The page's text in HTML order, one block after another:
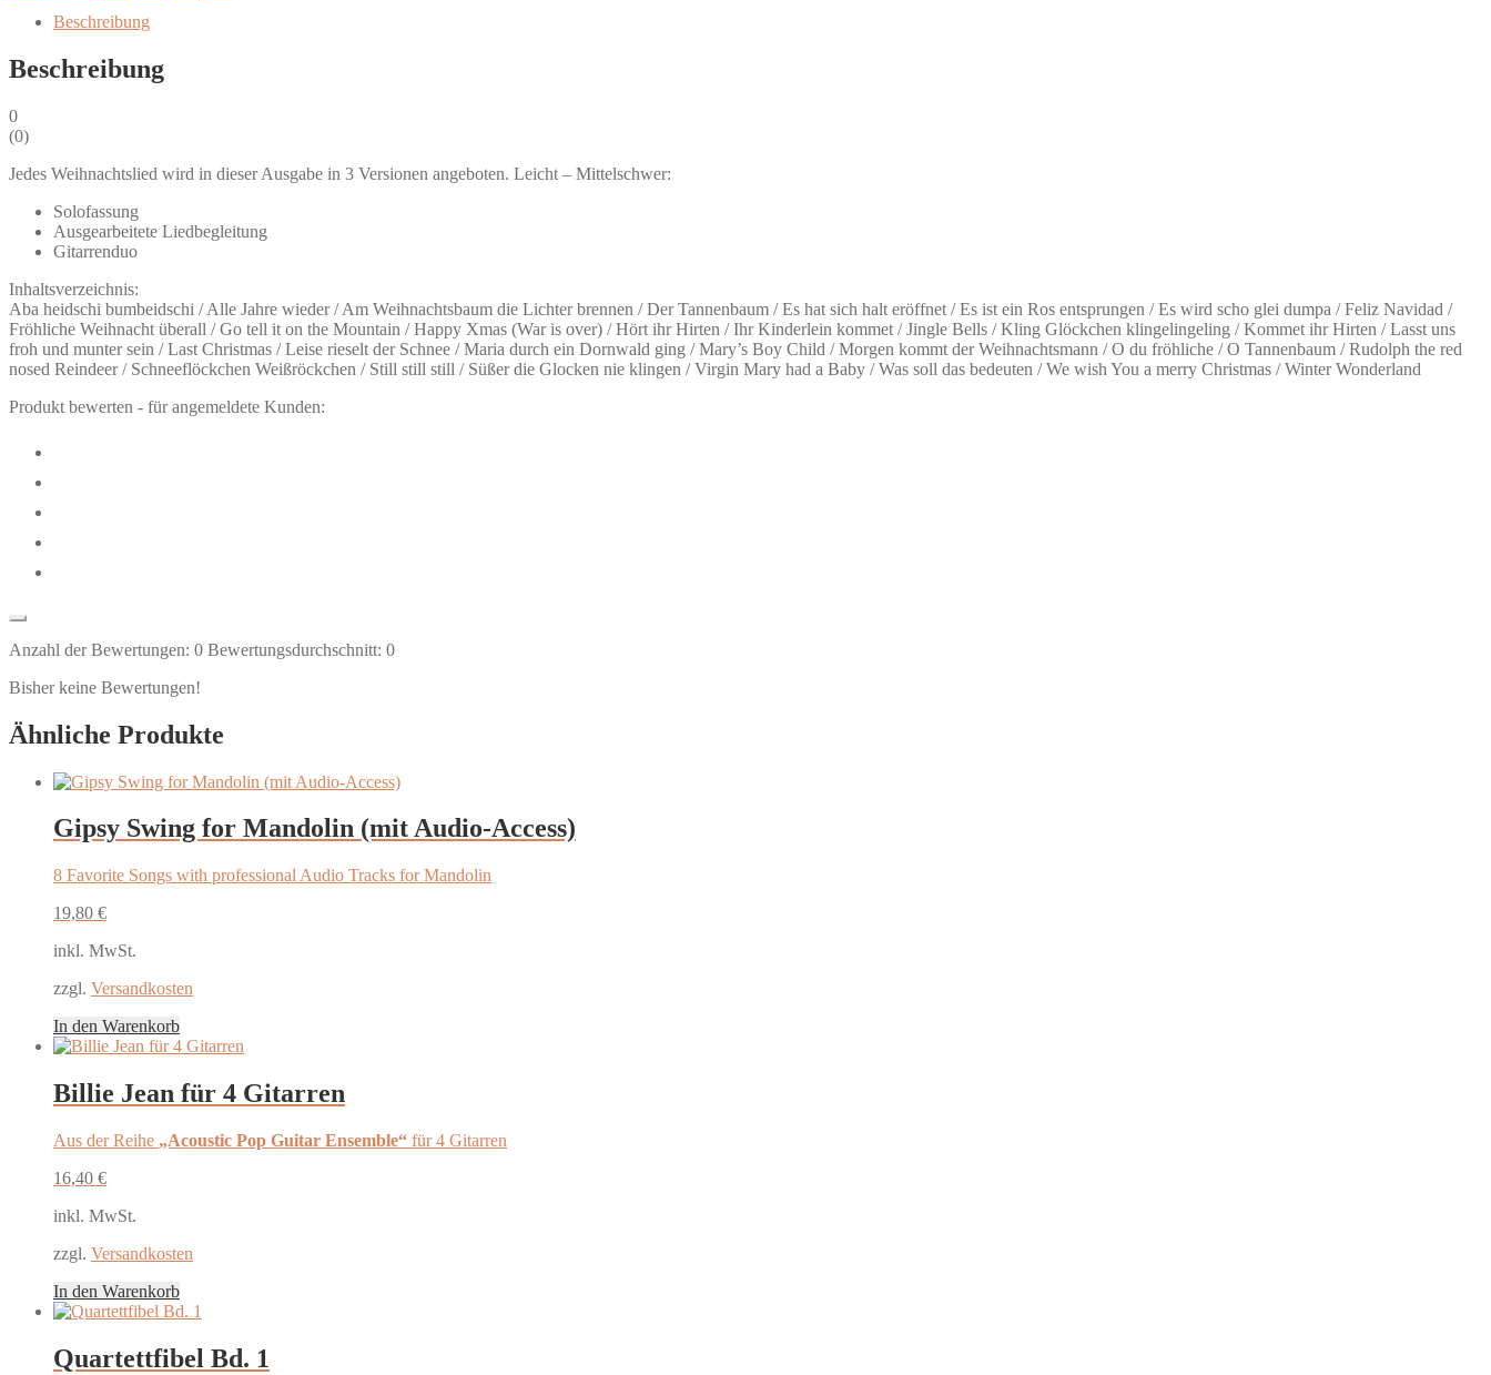
Beschreibung
Beschreibung
0
(0)
Jedes Weihnachtslied wird in dieser Ausgabe in 3 Versionen angeboten. Leicht – Mittelschwer:
Solofassung
Ausgearbeitete Liedbegleitung
Gitarrenduo
Inhaltsverzeichnis:
Aba heidschi bumbeidschi / Alle Jahre wieder / Am Weihnachtsbaum die Lichter brennen / Der Tannenbaum / Es hat sich halt eröffnet / Es ist ein Ros entsprungen / Es wird scho glei dumpa / Feliz Navidad /
Fröhliche Weihnacht überall / Go tell it on the Mountain / Happy Xmas (War is over) / Hört ihr Hirten / Ihr Kinderlein kommet / Jingle Bells / Kling Glöckchen klingelingeling / Kommet ihr Hirten / Lasst uns
froh und munter sein / Last Christmas / Leise rieselt der Schnee / Maria durch ein Dornwald ging / Mary’s Boy Child / Morgen kommt der Weihnachtsmann / O du fröhliche / O Tannenbaum / Rudolph the red
nosed Reindeer / Schneeflöckchen Weißröckchen / Still still still / Süßer die Glocken nie klingen / Virgin Mary had a Baby / Was soll das bedeuten / We wish You a merry Christmas / Winter Wonderland
Produkt bewerten - für angemeldete Kunden:
Anzahl der Bewertungen: 0 Bewertungsdurchschnitt: 0
Bisher keine Bewertungen!
Ähnliche Produkte
Gipsy Swing for Mandolin (mit Audio-Access)
8 Favorite Songs with professional Audio Tracks for Mandolin
19,80 €
inkl. MwSt.
zzgl. Versandkosten
In den Warenkorb
Billie Jean für 4 Gitarren
Aus der Reihe „Acoustic Pop Guitar Ensemble“ für 4 Gitarren
16,40 €
inkl. MwSt.
zzgl. Versandkosten
In den Warenkorb
Quartettfibel Bd. 1